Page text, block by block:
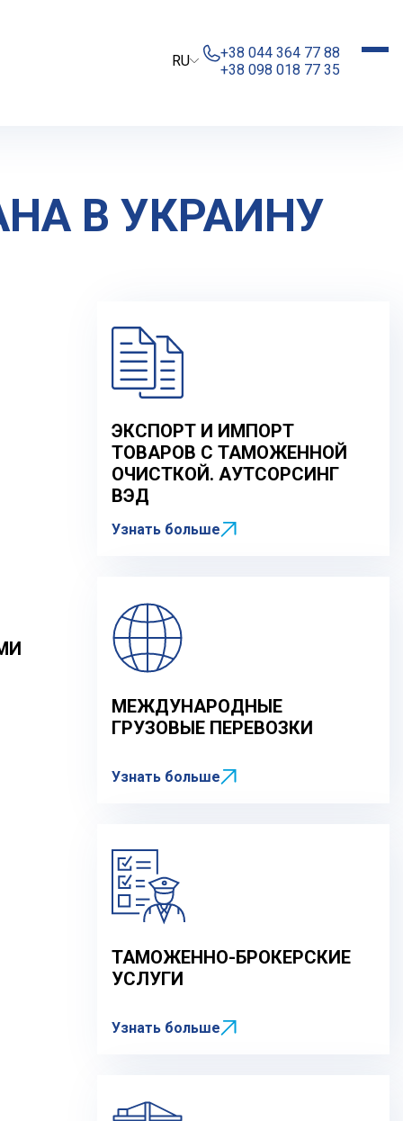
RU
+38 044 364 77 88
+38 098 018 77 35
В УКРАИНУ
ЭКСПОРТ И ИМПОРТ
ТОВАРОВ С ТАМОЖЕННОЙ
ОЧИСТКОЙ. АУТСОРСИНГ
ВЭД
Узнать больше
МЕЖДУНАРОДНЫЕ
ГРУЗОВЫЕ ПЕРЕВОЗКИ
Узнать больше
ТАМОЖЕННО-БРОКЕРСКИЕ
УСЛУГИ
Узнать больше